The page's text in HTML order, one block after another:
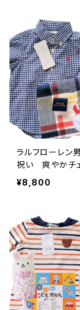
ラルフローレン
祝い 爽やかチ
ギフトセット
¥8,800